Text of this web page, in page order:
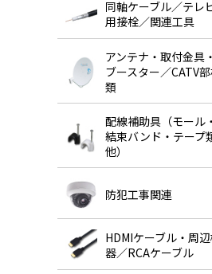
同軸ケーブル／テレ
用接栓／関連工具
アンテナ・取付金具・
ブースター／CATV
類
配線補助具（モール・
結束バンド・テープ
他）
防犯工事関連
HDMIケーブル・周
器／RCAケーブル